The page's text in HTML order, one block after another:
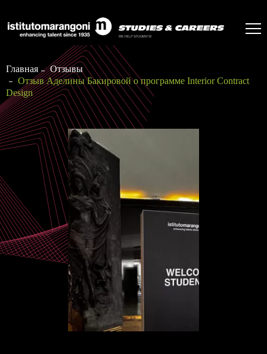
Главная
Отзывы
Отзыв Аделины Бакировой о программе Interior Contract
Design